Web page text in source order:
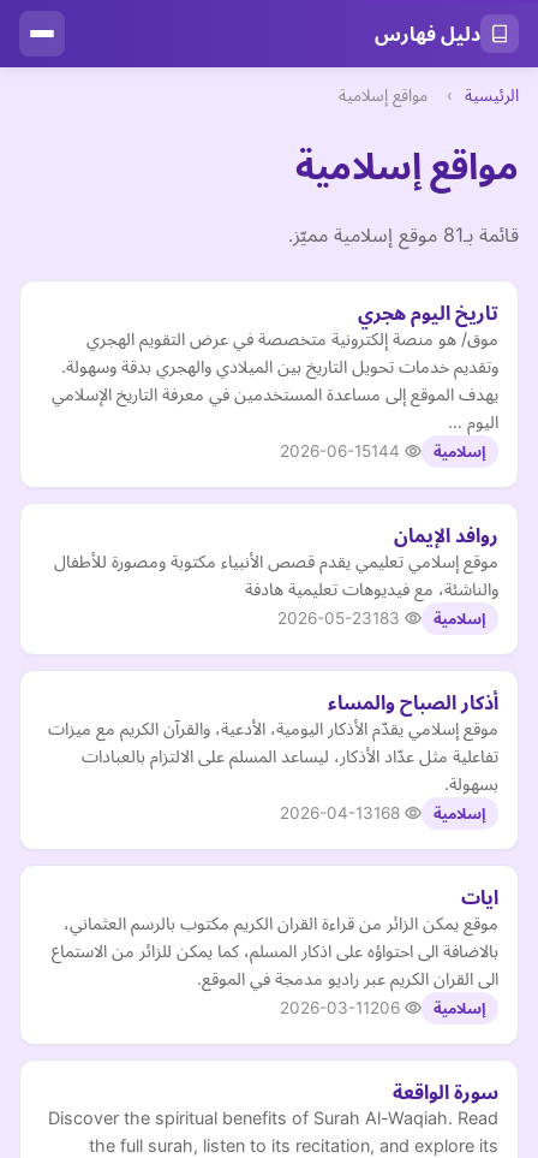
دليل فهارس
الرئيسية › مواقع إسلامية
مواقع إسلامية
قائمة بـ81 موقع إسلامية مميّز.
تاريخ اليوم هجري
موق/ هو منصة إلكترونية متخصصة في عرض التقويم الهجري
وتقديم خدمات تحويل التاريخ بين الميلادي والهجري بدقة وسهولة.
يهدف الموقع إلى مساعدة المستخدمين في معرفة التاريخ الإسلامي
اليوم …
إسلامية 2026-06-15
روافد الإيمان
موقع إسلامي تعليمي يقدم قصص الأنبياء مكتوبة ومصورة للأطفال
والناشئة، مع فيديوهات تعليمية هادفة
إسلامية 2026-05-23
أذكار الصباح والمساء
موقع إسلامي يقدّم الأذكار اليومية، الأدعية، والقرآن الكريم مع ميزات
تفاعلية مثل عدّاد الأذكار، ليساعد المسلم على الالتزام بالعبادات
بسهولة.
إسلامية 2026-04-13
ايات
موقع يمكن الزائر من قراءة القران الكريم مكتوب بالرسم العثماني،
بالاضافة الى احتواؤه على اذكار المسلم، كما يمكن للزائر من الاستماع
الى القران الكريم عبر راديو مدمجة في الموقع.
إسلامية 2026-03-11
سورة الواقعة
Discover the spiritual benefits of Surah Al-Waqiah. Read
the full surah, listen to its recitation, and explore its